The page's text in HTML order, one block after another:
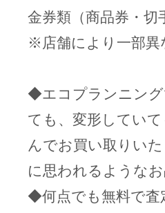
金券類（商品券・切
※店舗により一部異
◆エコプランニング
ても、変形してい
んでお買い取りい
に思われるような
◆何点でも無料で査